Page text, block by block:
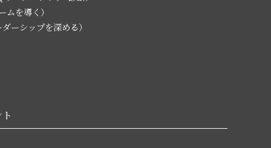
を導く）
ーシップを深める）